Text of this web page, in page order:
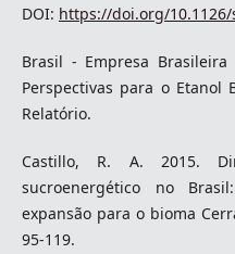
DOI: https://doi.org/10.1126/
Brasil - Empresa Brasileira
Perspectivas para o Etanol
Relatório.
Castillo, R. A. 2015.
sucroenergético no
expansão para o bioma
95-